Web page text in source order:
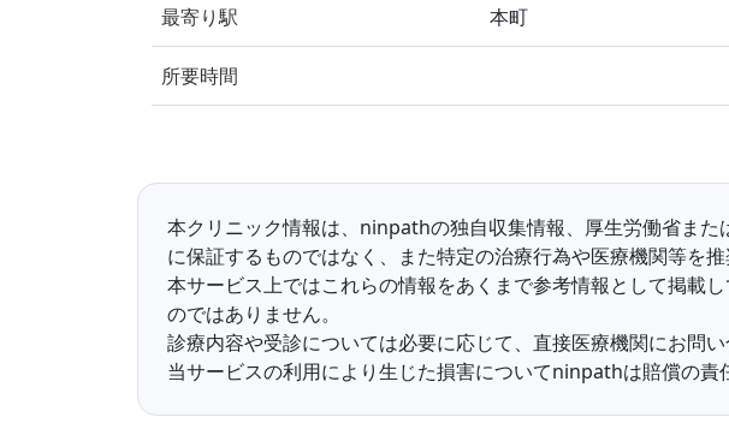
最寄り駅 本町
所要時間
本クリニック情報は、ninpathの独自収集情報、厚生労働省ま
に保証するものではなく、また特定の治療行為や医療機関等を推
本サービス上ではこれらの情報をあくまで参考情報として掲載
のではありません。
診療内容や受診については必要に応じて、直接医療機関にお問い
当サービスの利用により生じた損害についてninpathは賠償の責